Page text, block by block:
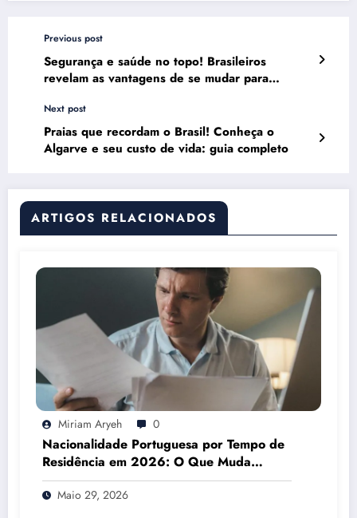
Previous post
Segurança e saúde no topo! Brasileiros
revelam as vantagens de se mudar para
Next post
Praias que recordam o Brasil! Conheça o
Algarve e seu custo de vida: guia completo
ARTIGOS RELACIONADOS
Miriam Aryeh 0
Nacionalidade Portuguesa por Tempo de
Residência em 2026: O Que Muda
Mesmo
Maio 29, 2026